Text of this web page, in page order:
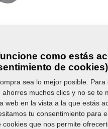
como estás
de cookies)
sea lo mejor posible.
muchos clics y no se te
web en la vista a la que estás
tu consentimiento para
cookies que nos permite